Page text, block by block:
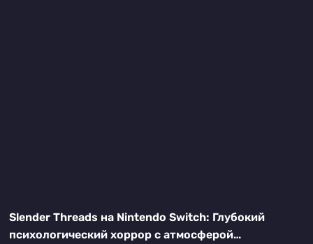
Slender Threads на Nintendo Switch: Глубокий
психологический хоррор с атмосферой